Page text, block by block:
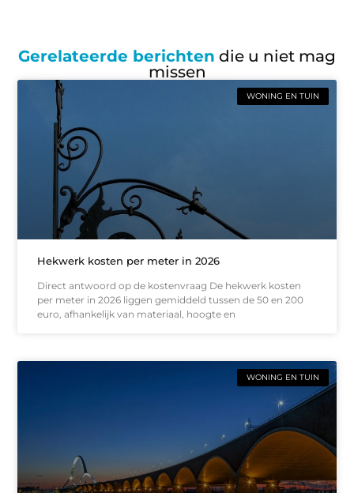
Gerelateerde berichten die u niet mag
missen
WONING EN TUIN
Hekwerk kosten per meter in 2026
Direct antwoord op de kostenvraag De hekwerk kosten
per meter in 2026 liggen gemiddeld tussen de 50 en 200
euro, afhankelijk van materiaal, hoogte en
WONING EN TUIN